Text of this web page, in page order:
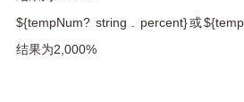
${tempNum? string . percent}或
结果为2,000%